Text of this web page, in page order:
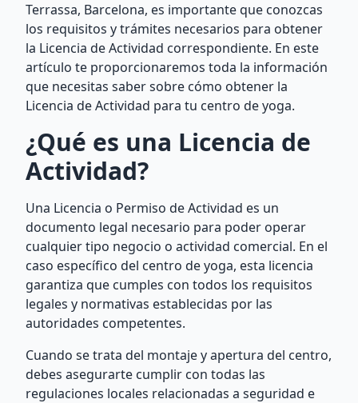
Terrassa, Barcelona, es importante que conozcas
los requisitos y trámites necesarios para obtener
la Licencia de Actividad correspondiente. En este
artículo te proporcionaremos toda la información
que necesitas saber sobre cómo obtener la
Licencia de Actividad para tu centro de yoga.
¿Qué es una Licencia de
Actividad?
Una Licencia o Permiso de Actividad es un
documento legal necesario para poder operar
cualquier tipo negocio o actividad comercial. En el
caso específico del centro de yoga, esta licencia
garantiza que cumples con todos los requisitos
legales y normativas establecidas por las
autoridades competentes.
Cuando se trata del montaje y apertura del centro,
debes asegurarte cumplir con todas las
regulaciones locales relacionadas a seguridad e